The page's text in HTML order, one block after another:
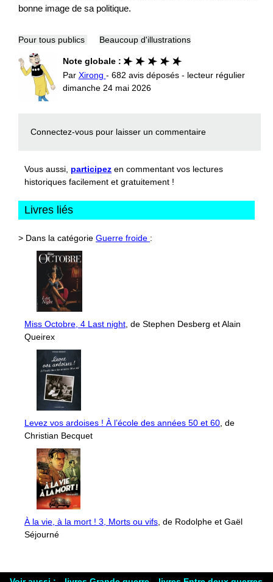
bonne image de sa politique.
Pour tous publics Beaucoup d'illustrations
Note globale :
Par Xirong - 682 avis déposés - lecteur régulier
dimanche 24 mai 2026
Connectez-vous pour laisser un commentaire
Vous aussi, participez en commentant vos lectures
historiques facilement et gratuitement !
Livres liés
> Dans la catégorie Guerre froide :
Miss Octobre, 4 Last night , de Stephen Desberg et Alain
Queirex
Levez vos ardoises ! À l’école des années 50 et 60 , de
Christian Becquet
À la vie, à la mort ! 3, Morts ou vifs , de Rodolphe et Gaël
Séjourné